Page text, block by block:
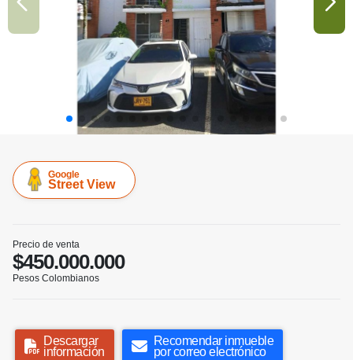
Google
Street View
Precio de venta
$450.000.000
Pesos Colombianos
Descargar
información
Recomendar inmueble
por correo electrónico